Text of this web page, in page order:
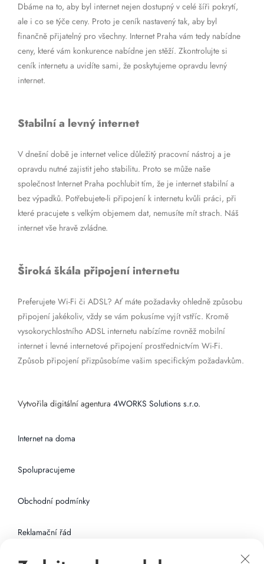
Dbáme na to, aby byl internet nejen dostupný v celé šíři pokrytí,
ale i co se týče ceny. Proto je ceník nastavený tak, aby byl
finančně přijatelný pro všechny. Internet Praha vám tedy nabídne
ceny, které vám konkurence nabídne jen stěží. Zkontrolujte si
ceník internetu a uvidíte sami, že poskytujeme opravdu levný
internet.
Stabilní a levný internet
V dnešní době je internet velice důležitý pracovní nástroj a je
opravdu nutné zajistit jeho stabilitu. Proto se může naše
společnost Internet Praha pochlubit tím, že je internet stabilní a
bez výpadků. Potřebujete-li připojení k internetu kvůli práci, při
které pracujete s velkým objemem dat, nemusíte mít strach. Náš
internet vše hravě zvládne.
Široká škála připojení internetu
Preferujete Wi-Fi či ADSL? Ať máte požadavky ohledně způsobu
připojení jakékoliv, vždy se vám pokusíme vyjít vstříc. Kromě
vysokorychlostního ADSL internetu nabízíme rovněž mobilní
internet i levné internetové připojení prostřednictvím Wi-Fi.
Způsob připojení přizpůsobíme vašim specifickým požadavkům.
Vytvořila digitální agentura 4WORKS Solutions s.r.o.
Internet na doma
Spolupracujeme
Obchodní podmínky
Reklamační řád